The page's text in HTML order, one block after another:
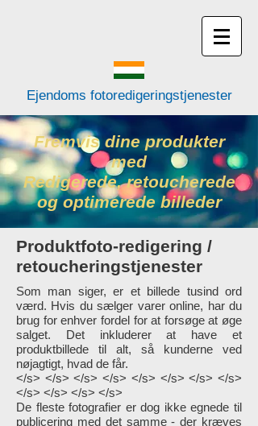
Ejendoms fotoredigeringstjenester
Fremvis dine produkter
med
Redigerede, retoucherede
og optimerede billeder
Produktfoto-redigering /
retoucheringstjenester
Som man siger, er et billede tusind ord
værd. Hvis du sælger varer online, har du
brug for enhver fordel for at forsøge at øge
salget. Det inkluderer at have et
produktbillede til alt, så kunderne ved
nøjagtigt, hvad de får.
</s> </s> </s> </s> </s> </s> </s> </s>
</s> </s> </s> </s>
De fleste fotografier er dog ikke egnede til
publicering med det samme - der kræves